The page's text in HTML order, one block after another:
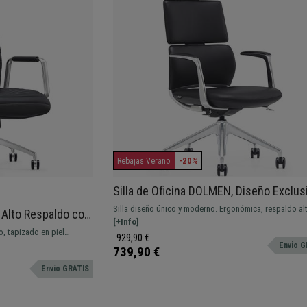
Respaldo con
Piel
tapizado en piel
y ribeteado. Excelente
hasta 150 kg
Envio GRATIS
Rebajas Verano -20%
Silla de Oficina DOLMEN, Diseño
Base Metálica, en Piel Real color Negro
Silla diseño único y moderno. Ergonómica, respaldo
reposacabezas integrado y un acolchado de alta
tapizado en piel real.
[+Info]
929,90 €
739,90 € Envio